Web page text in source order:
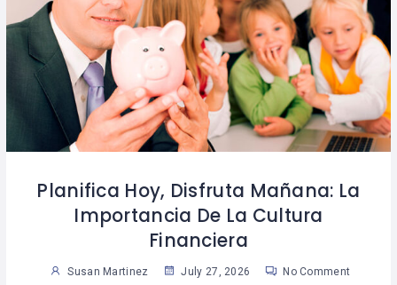
Planifica Hoy, Disfruta Mañana: La
Importancia De La Cultura
Financiera
Susan Martinez July 27, 2026 No Comment